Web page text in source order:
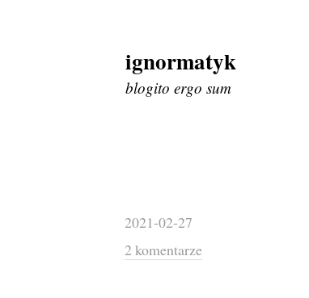
Skip
to
content
ignormatyk
blogito ergo sum
2021-02-27
2 komentarze